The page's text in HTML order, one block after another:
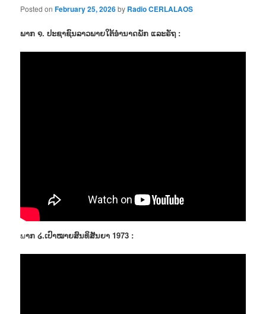
Posted onFebruary 25, 2026by Radio CERLALAOS
ພາກ ໑. ປະຊາຊົນລາວພາຍໃຕ້ອຳນາດພັກ ແລະຣັຖ :
ພາກ ໒.ເປົາໝາຍສົນທິສັນຍາ 1973 :